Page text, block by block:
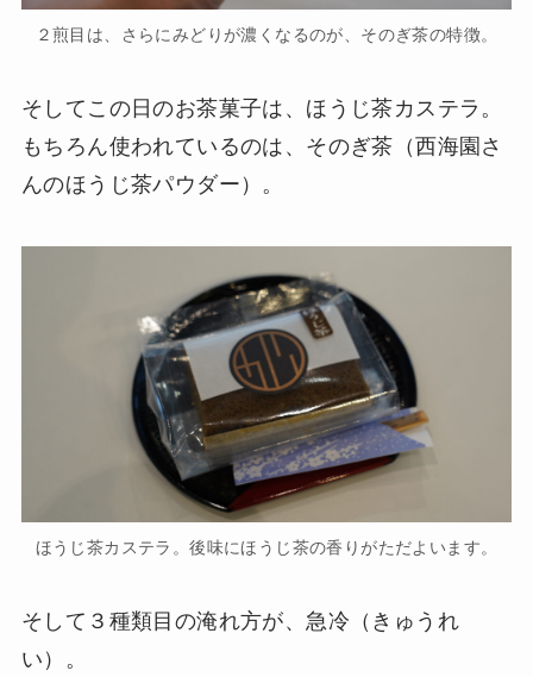
２煎目は、さらにみどりが濃くなるのが、そのぎ茶の特徴。
そしてこの日のお茶菓子は、ほうじ茶カステラ。
もちろん使われているのは、そのぎ茶（西海園さ
んのほうじ茶パウダー）。
ほうじ茶カステラ。後味にほうじ茶の香りがただよいます。
そして３種類目の淹れ方が、急冷（きゅうれ
い）。